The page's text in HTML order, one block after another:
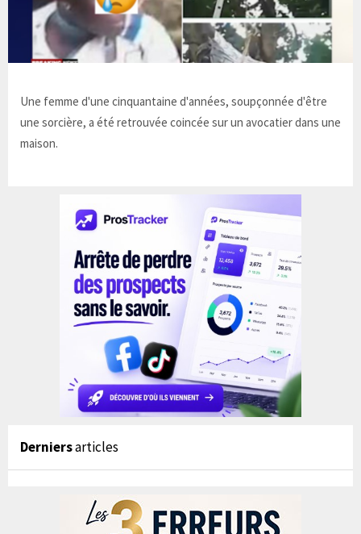
Une femme d'une cinquantaine d'années, soupçonnée d'être
une sorcière, a été retrouvée coincée sur un avocatier dans une
maison.
Derniersarticles